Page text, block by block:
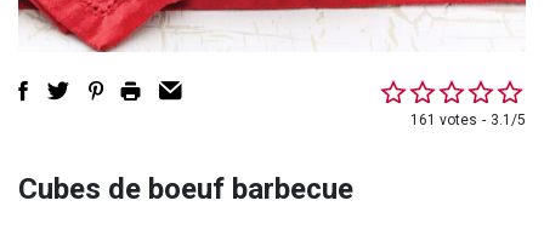
161 votes 3.1/5
Cubes de boeuf barbecue